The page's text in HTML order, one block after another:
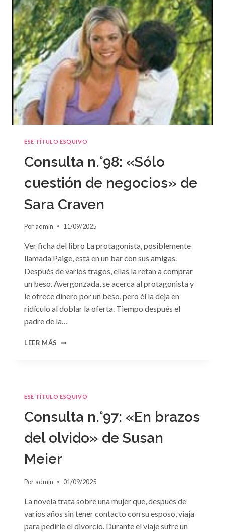
ESE TÍTULO ESQUIVO
Consulta n.°98: «Sólo
cuestión de negocios» de
Sara Craven
Por admin 11/09/2025
Ver ficha del libro La protagonista, posiblemente
llamada Paige, está en un bar con sus amigas.
Después de varios tragos, ellas la retan a comprar
un beso. Avergonzada, se acerca al protagonista y
le ofrece dinero por un beso, pero él la deja en
ridículo al doblar la oferta. Tiempo después el
padre de la…
LEER MÁS CONSULTA
NEGOCIOS»
SARA
CRAVEN
ESE TÍTULO ESQUIVO
Consulta n.°97: «En brazos
del olvido» de Susan
Meier
Por admin 01/09/2025
La novela trata sobre una mujer que, después de
varios años sin tener contacto con su esposo, viaja
para pedirle el divorcio. Durante el viaje sufre un